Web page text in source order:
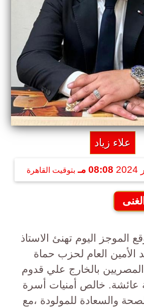
علاء زياد
08:08 مـ بتوقيت القاهرة
الموجز اليوم تهنئ الاستاذ
الأمين العام لحزب حماة
بالخارج علي قدوم
عائشة. خالص أمنيات أسرة
والسعادة للمولودة ،مع